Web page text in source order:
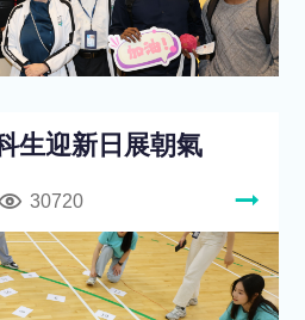
生迎新日展朝氣
30720